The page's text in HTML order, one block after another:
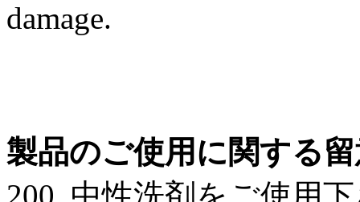
damage.
製品のご使用に関する